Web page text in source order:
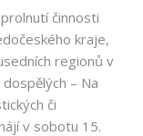
činnosti
kraje,
regionů v
– Na
či
v sobotu 15.